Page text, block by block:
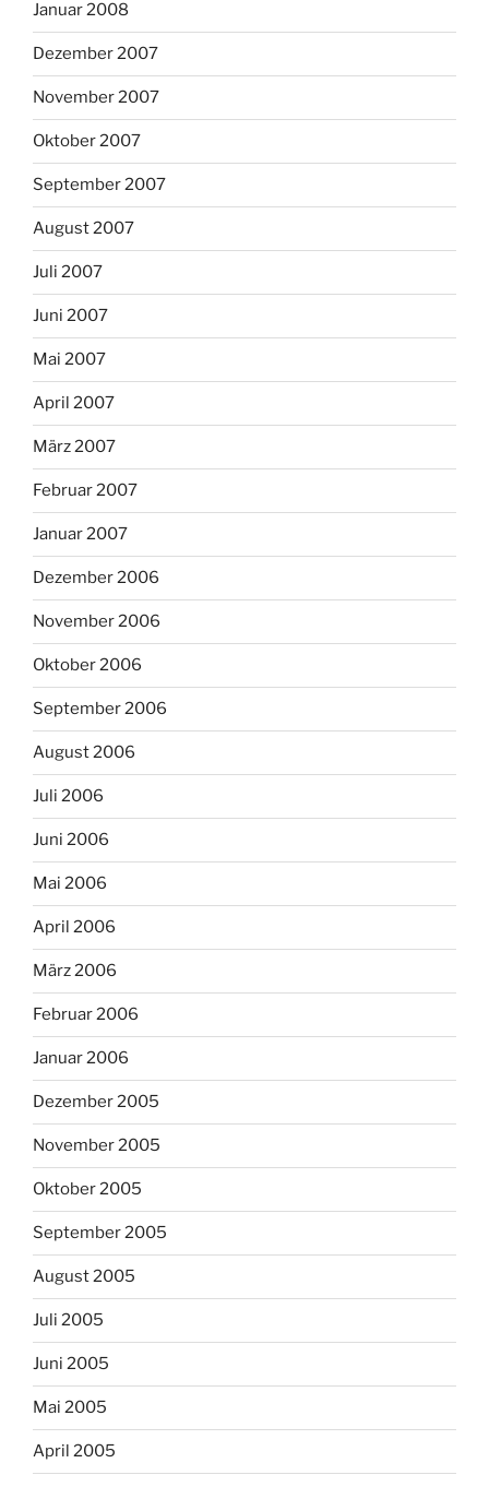
Januar 2008
Dezember 2007
November 2007
Oktober 2007
September 2007
August 2007
Juli 2007
Juni 2007
Mai 2007
April 2007
März 2007
Februar 2007
Januar 2007
Dezember 2006
November 2006
Oktober 2006
September 2006
August 2006
Juli 2006
Juni 2006
Mai 2006
April 2006
März 2006
Februar 2006
Januar 2006
Dezember 2005
November 2005
Oktober 2005
September 2005
August 2005
Juli 2005
Juni 2005
Mai 2005
April 2005